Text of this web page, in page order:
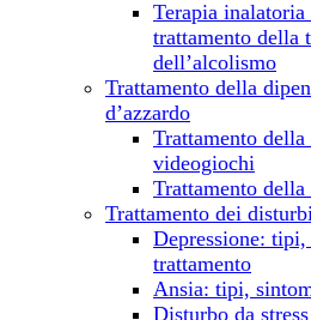
Terapia
trattamento della
dell’alcolismo
Trattamento della
d’azzardo
Trattamento della
videogiochi
Trattamento
Trattamento dei
Depressione:
trattamento
Ansia: tipi,
Disturbo da